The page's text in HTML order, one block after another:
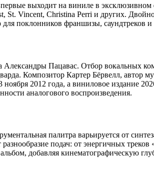
выходит на виниле в
Vincent, Christina Perri и других.
поклонников франшизы, саундтреков
Александры Пацавас. Отбор вокальных
Композитор Картер Бёрвелл, автор
2012 года, а виниловое издание
аналогового воспроизведения.
палитра варьируется от
подач: от энергичных
добавляя кинематографическую